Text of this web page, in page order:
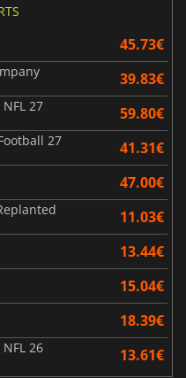
45.73€
39.83€
NFL 27 59.80€
27 41.31€
47.00€
11.03€
13.44€
15.04€
18.39€
NFL 26 13.61€